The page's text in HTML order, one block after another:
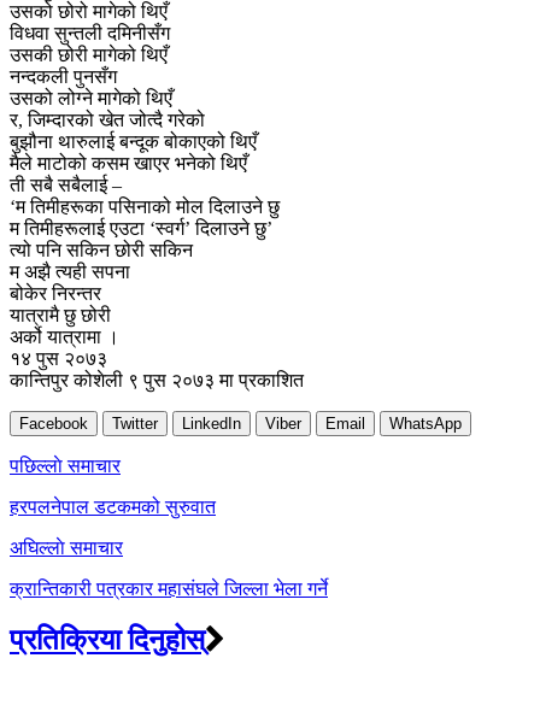
उसको छोरो मागेको थिएँ
विधवा सुन्तली दमिनीसँग
उसकी छोरी मागेको थिएँ
नन्दकली पुनसँग
उसको लोग्ने मागेको थिएँ
र, जिम्दारको खेत जोत्दै गरेको
बुझौना थारुलाई बन्दूक बोकाएको थिएँ
मैले माटोको कसम खाएर भनेको थिएँ
ती सबै सबैलाई –
‘म तिमीहरूका पसिनाको मोल दिलाउने छु
म तिमीहरूलाई एउटा ‘स्वर्ग’ दिलाउने छु’
त्यो पनि सकिन छोरी सकिन
म अझै त्यही सपना
बोकेर निरन्तर
यात्रामै छु छोरी
अर्को यात्रामा ।
१४ पुस २०७३
कान्तिपुर कोशेली ९ पुस २०७३ मा प्रकाशित
Facebook Twitter LinkedIn Viber Email WhatsApp
Post
navigation
पछिल्लाे समाचार
हरपलनेपाल डटकमको सुरुवात
अघिल्लाे समाचार
क्रान्तिकारी पत्रकार महासंघले जिल्ला भेला गर्ने
प्रतिक्रिया दिनुहोस्